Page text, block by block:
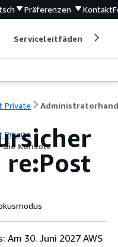
Präferenzen Kontakt
Serviceleitfäden
Private
Private
Konsole
re:Post
Am 30. Juni 2027 AWS